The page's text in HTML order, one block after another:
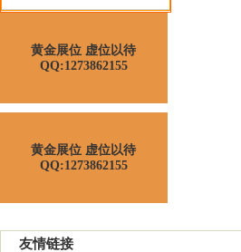
黄金展位 虚位以待
QQ:1273862155
黄金展位 虚位以待
QQ:1273862155
友情链接